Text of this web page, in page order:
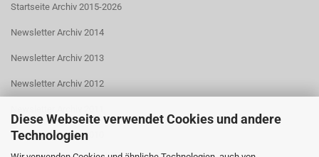
Diese Webseite verwendet Cookies und andere
Technologien
Startseite Archiv 2015-2026
Newsletter Archiv 2014
Newsletter Archiv 2013
Newsletter Archiv 2012
Newsletter Archiv 2010